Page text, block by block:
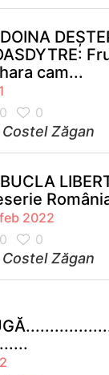
DOINA
cam...
Costel Zăgan
BUCLA
2022
Costel Zăgan